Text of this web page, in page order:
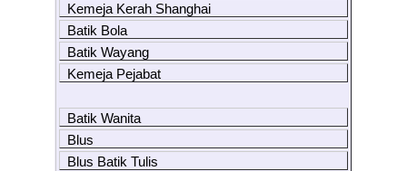
Kemeja Kerah Shanghai
Batik Bola
Batik Wayang
Kemeja Pejabat
Batik Wanita
Blus
Blus Batik Tulis